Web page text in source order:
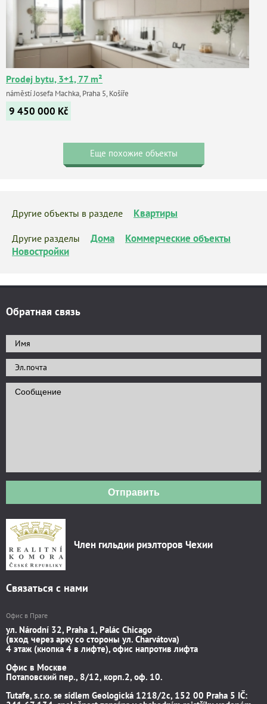
Prodej bytu, 3+1, 77 m²
náměstí Josefa Machka, Praha 5, Košíře
9 450 000 Kč
Еще похожие объекты
Другие объекты в разделе Квартиры
Другие разделы Дома
Коммерческие объекты
Новостройки
Обратная связь
Отправить
Член гильдии риэлторов Чехии
Связаться с нами
Офис в Праге
ул. Národní 32, Praha 1, Palác Chicago
(вход через арку со стороны ул. Charvátova)
4 этаж (кнопка 4 в лифте), офис напротив лифта
Офис в Москве
Потаповский пер., 8/12, корп.2, оф. 10.
Tutafe, s.r.o. se sídlem Geologická 1218/2c, 152 00 Praha 5 IČ: